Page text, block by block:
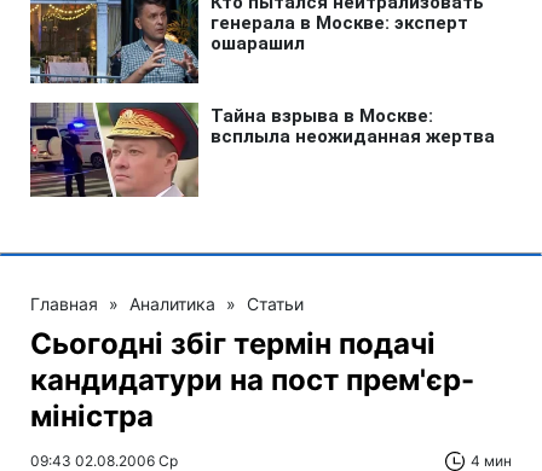
Главная » Аналитика » Статьи
Сьогодні збіг термін подачі
кандидатури на пост прем'єр-
міністра
09:43 02.08.2006 Ср 4 мин